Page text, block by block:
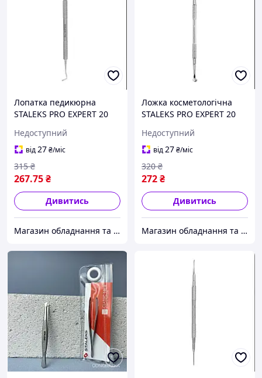
Лопатка педикюрна
STALEKS PRO EXPERT 20
Недоступний
від27₴/міс
267.75₴
315 ₴
Дивитись
Магазин обладнання та одноразової продукції для салонів краси
Ложка косметологічна
STALEKS PRO EXPERT 20
( "№ 1040")
Недоступний
від27₴/міс
272₴
320 ₴
Дивитись
Магазин обладнання та одноразової продукції для салонів краси